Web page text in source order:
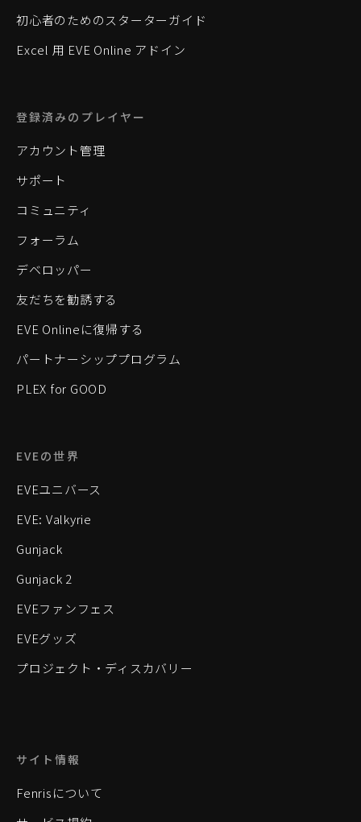
初心者のためのスターターガイド
Excel 用 EVE Online アドイン
登録済みのプレイヤー
アカウント管理
サポート
コミュニティ
フォーラム
デベロッパー
友だちを勧誘する
EVE Onlineに復帰する
パートナーシッププログラム
PLEX for GOOD
EVEの世界
EVEユニバース
EVE: Valkyrie
Gunjack
Gunjack 2
EVEファンフェス
EVEグッズ
プロジェクト・ディスカバリー
サイト情報
Fenrisについて